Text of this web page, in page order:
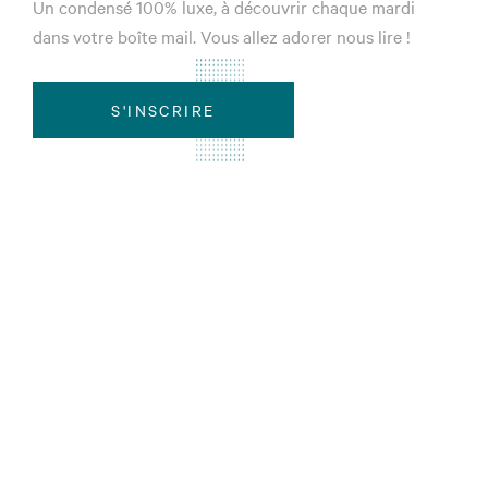
Un condensé 100% luxe, à découvrir chaque mardi
dans votre boîte mail. Vous allez adorer nous lire !
S'INSCRIRE